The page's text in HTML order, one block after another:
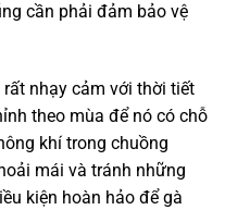
cần phải đảm bảo vệ
nhạy cảm với thời tiết
theo mùa để nó có chỗ
khí trong chuồng
mái và tránh những
kiện hoàn hảo để gà